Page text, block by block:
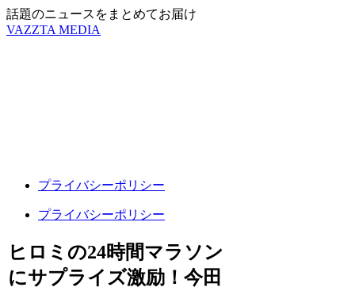
話題のニュースをまとめてお届け
VAZZTA MEDIA
プライバシーポリシー
プライバシーポリシー
ヒロミの24時間マラソン
にサプライズ激励！今田